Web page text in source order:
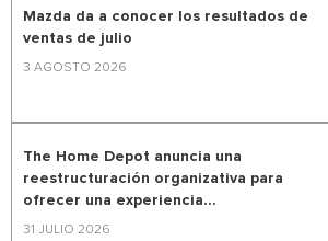
Mazda da a conocer los resultados de
ventas de julio
3 AGOSTO 2026
The Home Depot anuncia una
reestructuración organizativa para
ofrecer una experiencia...
31 JULIO 2026